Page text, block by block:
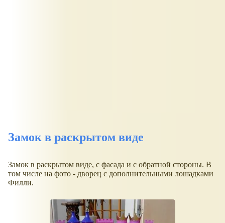
Замок в раскрытом виде
Замок в раскрытом виде, с фасада и с обратной стороны. В
том числе на фото - дворец с дополнительными лошадками
Филли.